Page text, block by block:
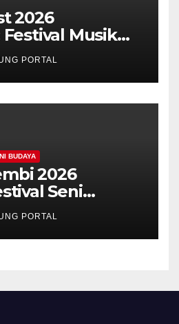
2026
Musik
dan Kuliner
Rocket Arena
PORTAL
BUDAYA
2026
Seni
PORTAL